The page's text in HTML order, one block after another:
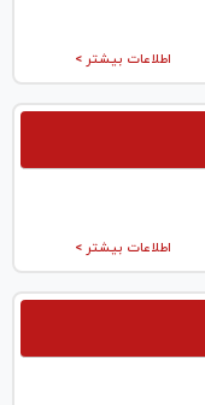
اطلاعات بیشتر >
اطلاعات بیشتر >